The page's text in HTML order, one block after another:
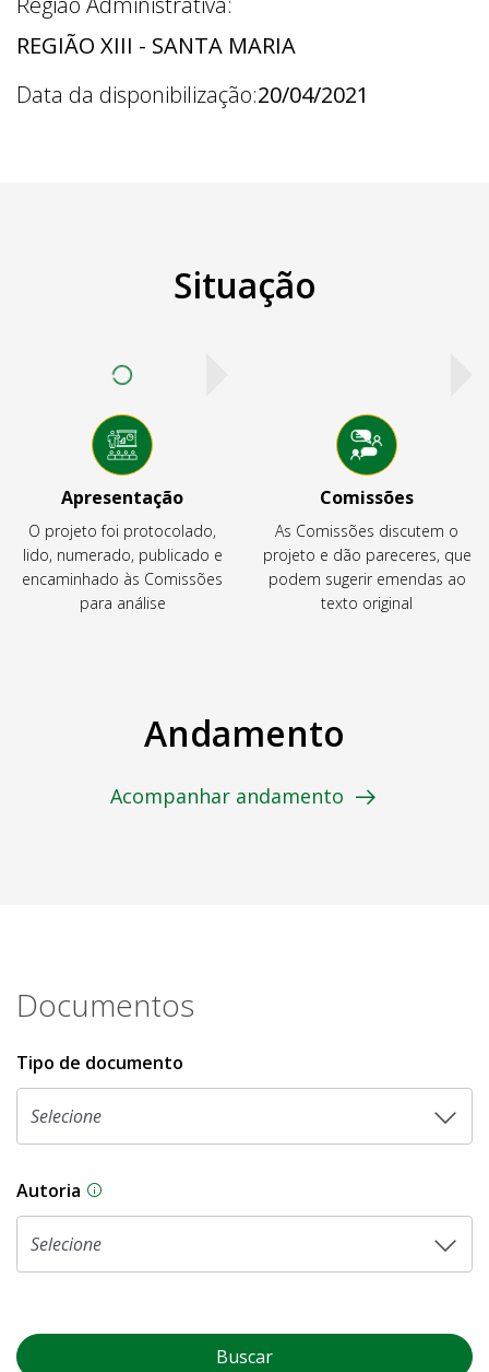
REGIÃO XIII - SANTA MARIA
Data da disponibilização:20/04/2021
Situação
Apresentação
O projeto foi protocolado,
lido, numerado, publicado e
encaminhado às Comissões
para análise
Comissões
As Comissões discutem o
projeto e dão pareceres, que
podem sugerir emendas ao
texto original
Andamento
Acompanhar andamento
Documentos
Tipo de documento
Autoria As proposições legislativas na CLDF podem
Buscar